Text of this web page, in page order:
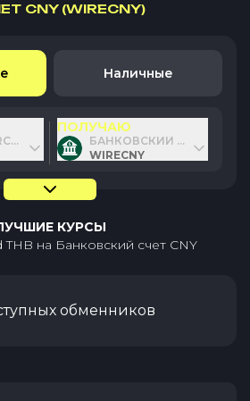
CNY (WIRECNY)
Наличные
THB
ПОЛУЧАЮ
БАНКОВСКИЙ СЧЕТ CNY
WIRECNY
КУРСЫ
THB на Банковский счет CNY
обменников